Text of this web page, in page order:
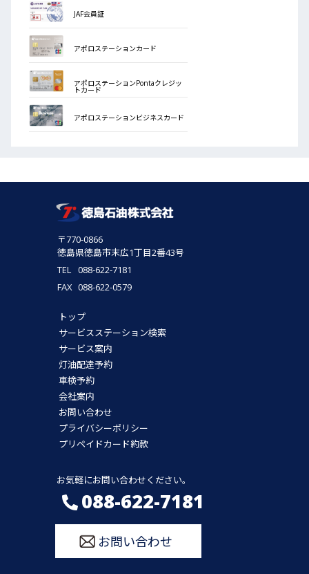
JAF会員証
アポロステーションカード
アポロステーションPontaクレジッ
トカード
アポロステーションビジネスカード
〒770-0866
徳島県徳島市末広1丁目2番43号
TEL
088-622-7181
FAX 088-622-0579
トップ
サービスステーション検索
サービス案内
灯油配達予約
車検予約
会社案内
お問い合わせ
プライバシーポリシー
プリペイドカード約款
お気軽にお問い合わせください。
088-622-7181
お問い合わせ